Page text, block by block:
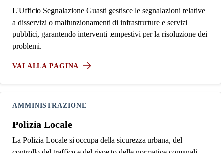
L'Ufficio Segnalazione Guasti gestisce le segnalazioni relative
a disservizi o malfunzionamenti di infrastrutture e servizi
pubblici, garantendo interventi tempestivi per la risoluzione dei
problemi.
VAI ALLA PAGINA
AMMINISTRAZIONE
Polizia Locale
La Polizia Locale si occupa della sicurezza urbana, del